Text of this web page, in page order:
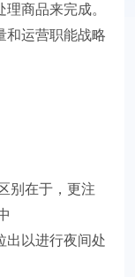
商品来完成。
和运营职能战略
别在于，更注
出以进行夜间处